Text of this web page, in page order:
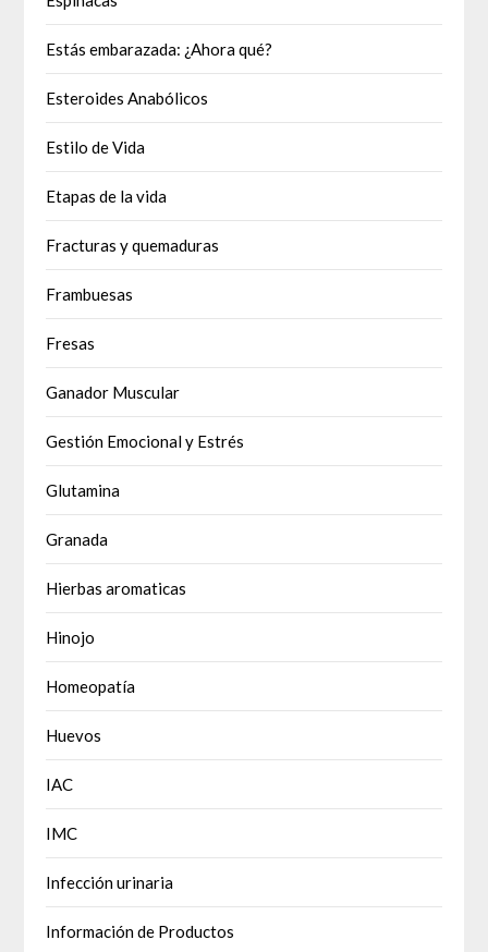
Estás embarazada: ¿Ahora qué?
Esteroides Anabólicos
Estilo de Vida
Etapas de la vida
Fracturas y quemaduras
Frambuesas
Fresas
Ganador Muscular
Gestión Emocional y Estrés
Glutamina
Granada
Hierbas aromaticas
Hinojo
Homeopatía
Huevos
IAC
IMC
Infección urinaria
Información de Productos